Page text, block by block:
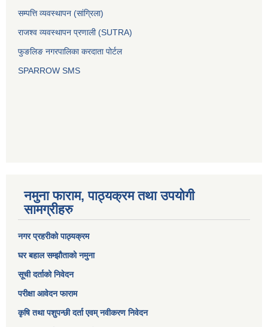
सम्पत्ति व्यवस्थापन (सांग्रिला)
राजश्व व्यवस्थापन प्रणाली (SUTRA)
फुङलिङ नगरपालिका करदाता पोर्टल
SPARROW SMS
नमुना फाराम, पाठ्यक्रम तथा उपयोगी
सामग्रीहरु
नगर प्रहरीको पाठ्यक्रम
घर बहाल सम्झौताको नमुना
सूची दर्ताको निवेदन
परीक्षा आवेदन फाराम
कृषि तथा पशुपन्छी दर्ता एवम् नवीकरण निवेदन